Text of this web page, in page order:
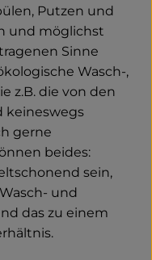
Putzen und
und möglichst
Sinne
Wasch-,
z.B. die von den
keineswegs
gerne
beides:
sein,
und
das zu einem